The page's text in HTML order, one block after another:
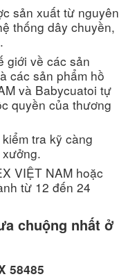
sản xuất từ nguyên
thống dây chuyền,
giới về các sản
các sản phẩm hồ
và Babycuatoi tự
quyền của thương
tra kỹ càng
VIỆT NAM hoặc
từ 12 đến 24
chuộng nhất ở
58485